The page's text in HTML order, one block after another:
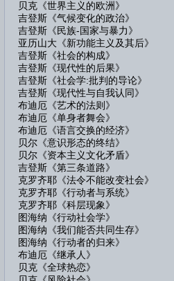
贝克《世界主义的欧洲》
吉登斯《气候变化的政治》
吉登斯《民族-国家与暴力》
亚历山大《新功能主义及其后》
吉登斯《社会的构成》
吉登斯《现代性的后果》
吉登斯《社会学:批判的导论》
吉登斯《现代性与自我认同》
布迪厄《艺术的法则》
布迪厄《单身者舞会》
布迪厄《语言交换的经济》
贝尔《意识形态的终结》
贝尔《资本主义文化矛盾》
吉登斯《第三条道路》
克罗齐耶《法令不能改变社会》
克罗齐耶《行动者与系统》
克罗齐耶《科层现象》
图海纳《行动社会学》
图海纳《我们能否共同生存》
图海纳《行动者的归来》
布迪厄《继承人》
贝克《全球热恋》